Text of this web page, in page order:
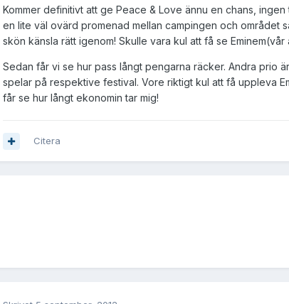
Kommer definitivt att ge Peace & Love ännu en chans,
en lite väl ovärd promenad mellan campingen och området
skön känsla rätt igenom! Skulle vara kul att få se
Sedan får vi se hur pass långt pengarna räcker. Andra prio
spelar på respektive festival. Vore riktigt kul att få uppleva
får se hur långt ekonomin tar mig!
Citera